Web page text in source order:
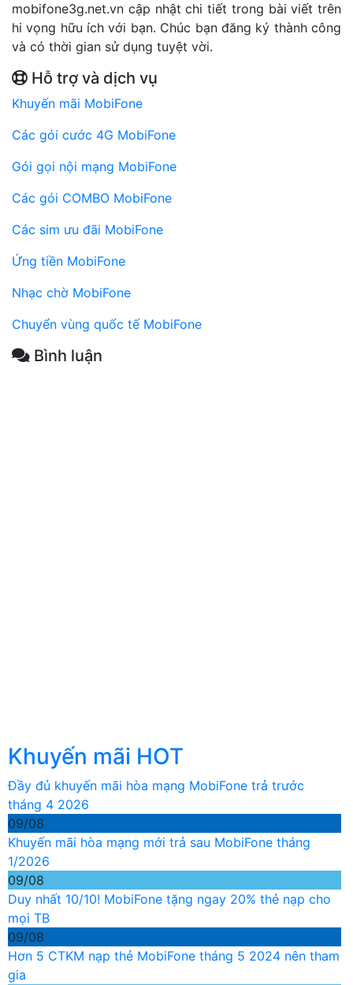
mobifone3g.net.vn cập nhật chi tiết trong bài viết trên
hi vọng hữu ích với bạn. Chúc bạn đăng ký thành công
và có thời gian sử dụng tuyệt vời.
Hỗ trợ và dịch vụ
Khuyến mãi MobiFone
Các gói cước 4G MobiFone
Gói gọi nội mạng MobiFone
Các gói COMBO MobiFone
Các sim ưu đãi MobiFone
Ứng tiền MobiFone
Nhạc chờ MobiFone
Chuyển vùng quốc tế MobiFone
Bình luận
Khuyến mãi HOT
Đầy đủ khuyến mãi hòa mạng MobiFone trả trước
tháng 4 2026
09/08
Khuyến mãi hòa mạng mới trả sau MobiFone tháng
1/2026
09/08
Duy nhất 10/10! MobiFone tặng ngay 20% thẻ nạp cho
mọi TB
09/08
Hơn 5 CTKM nạp thẻ MobiFone tháng 5 2024 nên tham
gia